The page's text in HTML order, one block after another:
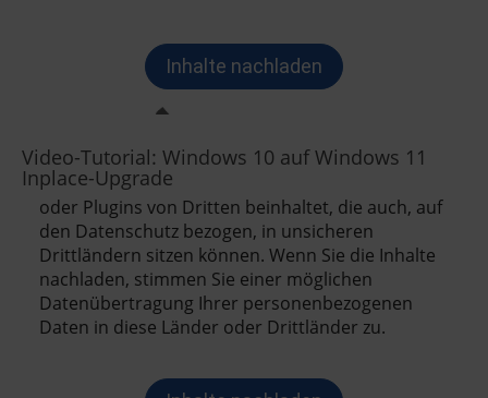
Video-Tutorial: Windows 10 auf Windows 11
Inplace-Upgrade